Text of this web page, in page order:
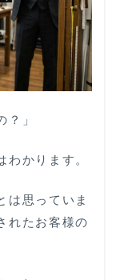
？」
かります。
は思っていま
れたお客様の